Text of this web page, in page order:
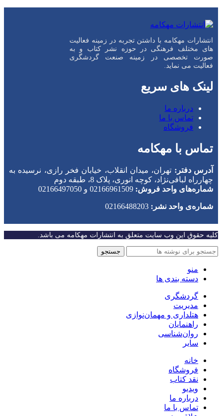
انتشارات مهکامه با داشتن تجربه در زمینه فعالیت
های مختلف فرهنگی در حوزه نشر کتاب و به
صورت تخصصی در زمینه صنعت گردشگری
فعالیت می نماید.
لینک های سریع
درباره ما
تماس با ما
فروشگاه
تماس با مهکامه
آدرس دفتر: تهران، میدان انقلاب، خیابان فخر رازی، نرسیده به
چهارراه لبافی‌نژاد، کوچه انوری، پلاک 8، طبقه دوم
شماره‌های واحد فروش: 02166961509 و 02166497050
شماره‌‌ی واحد نشر:
کلیه حقوق این وب سایت متعلق به انتشارات مهکامه می باشد.
جستجو
منو
دسته بندی ها
گردشگری
مدیریت
هتلداری و مهمان‌نوازی
راهنمایان
روان‌شناسی
سایر
خانه
فروشگاه
نقد کتاب
ویدیو
درباره‌ ما
تماس با ما